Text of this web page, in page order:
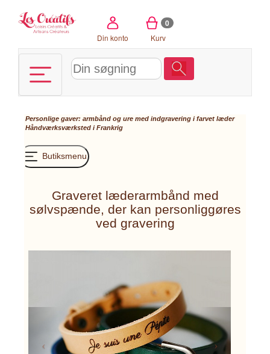
Din konto
0
Kurv
Personlige gaver: armbånd og ure med indgravering i farvet læder
Håndværksværksted i Frankrig
Butiksmenu
Graveret læderarmbånd med
sølvspænde, der kan personliggøres
ved gravering
Previous